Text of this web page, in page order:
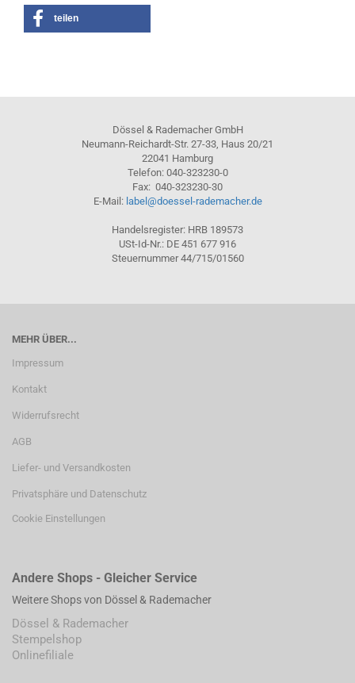
teilen
Dössel & Rademacher GmbH
Neumann-Reichardt-Str. 27-33, Haus 20/21
22041 Hamburg
Telefon: 040-323230-0
Fax: 040-323230-30
E-Mail: label@doessel-rademacher.de
Handelsregister: HRB 189573
USt-Id-Nr.: DE 451 677 916
Steuernummer 44/715/01560
MEHR ÜBER...
Impressum
Kontakt
Widerrufsrecht
AGB
Liefer- und Versandkosten
Privatsphäre und Datenschutz
Cookie Einstellungen
Andere Shops - Gleicher Service
Weitere Shops von Dössel & Rademacher
Dössel & Rademacher
Stempelshop
Onlinefiliale